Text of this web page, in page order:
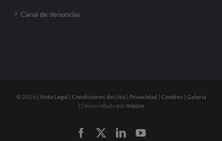
Canal de denuncias
© 2026 | Nota Legal | Condiciones de Uso| Privacidad | Cookies | Galería
| Desarrollado por Inbuze
FacebookLinkedInYouTube